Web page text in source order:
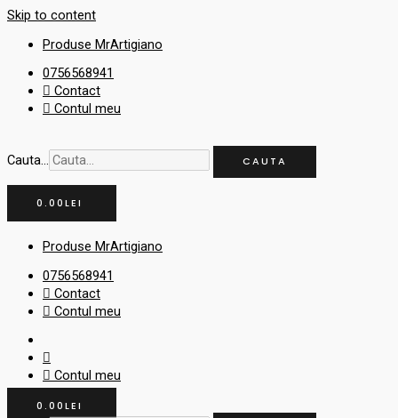
Skip to content
Produse MrArtigiano
0756568941
Contact
Contul meu
Cauta... CAUTA
0.00 LEI
Produse MrArtigiano
0756568941
Contact
Contul meu
Contul meu
0.00 LEI